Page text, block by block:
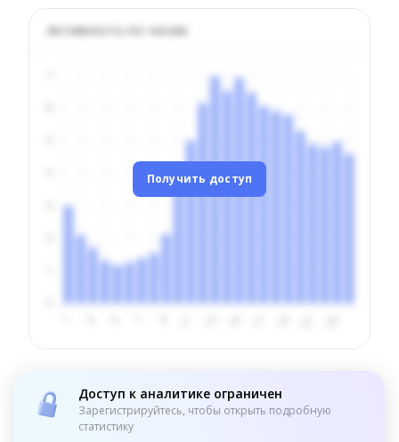
Активность по часам
Получить доступ
Доступ к аналитике ограничен
Зарегистрируйтесь, чтобы открыть подробную
статистику